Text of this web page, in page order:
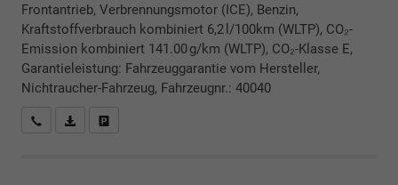
Frontantrieb, Verbrennungsmotor (ICE), Benzin,
Kraftstoffverbrauch kombiniert 6,2 l/100km (WLTP), CO₂-
Emission kombiniert 141.00 g/km (WLTP), CO₂-Klasse E,
Garantieleistung: Fahrzeuggarantie vom Hersteller,
Nichtraucher-Fahrzeug, Fahrzeugnr.: 40040
Rückrufbitte absenden
PDF-Datei, Fahrzeugexposé drucken